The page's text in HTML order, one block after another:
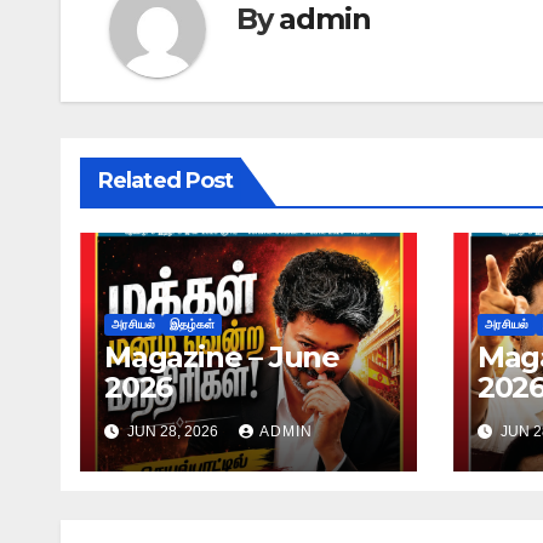
Byadmin
Related Post
அரசியல் இதழ்கள்
Magazine – June
2026
JUN 28, 2026 ADMIN
அரசியல்
JUN